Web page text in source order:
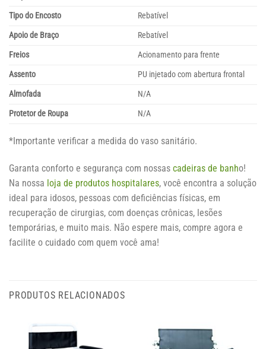
Tipo do Encosto
Rebatível
Apoio de Braço
Rebatível
Freios
Acionamento para frente
Assento
PU injetado com abertura frontal
Almofada
N/A
Protetor de Roupa
N/A
*Importante verificar a medida do vaso sanitário.
Garanta conforto e segurança com nossas cadeiras de banho!
Na nossa loja de produtos hospitalares, você encontra a solução
ideal para idosos, pessoas com deficiências físicas, em
recuperação de cirurgias, com doenças crônicas, lesões
temporárias, e muito mais. Não espere mais, compre agora e
facilite o cuidado com quem você ama!
PRODUTOS RELACIONADOS